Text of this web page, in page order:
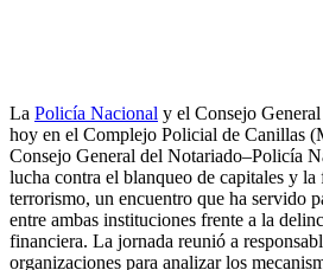
La Policía Nacional y el Consejo
hoy en el Complejo Policial de Canillas
Consejo General del Notariado–Policía
lucha contra el blanqueo de capitales y
terrorismo, un encuentro que ha servido
entre ambas instituciones frente a la
financiera. La jornada reunió a
organizaciones para analizar los